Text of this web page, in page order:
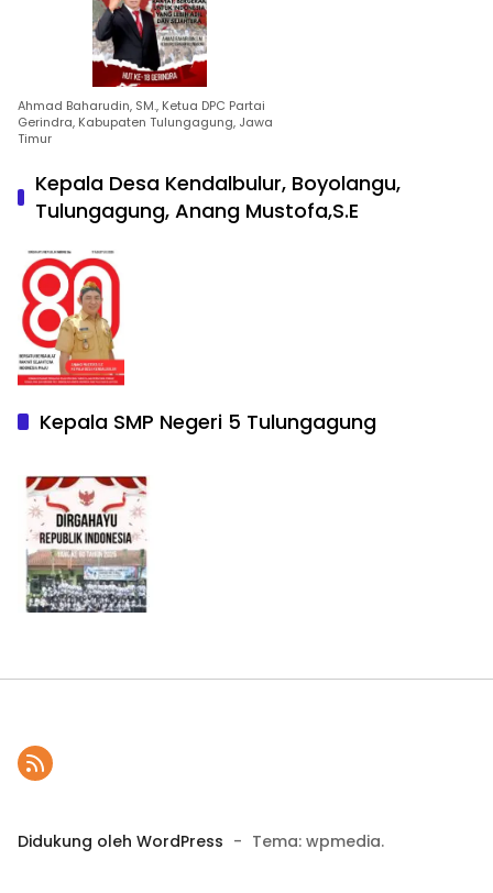
Ahmad Baharudin, SM., Ketua DPC Partai
Gerindra, Kabupaten Tulungagung, Jawa
Timur
Kepala Desa Kendalbulur, Boyolangu,
Tulungagung, Anang Mustofa,S.E
Kepala SMP Negeri 5 Tulungagung
Didukung oleh WordPress - Tema: wpmedia.